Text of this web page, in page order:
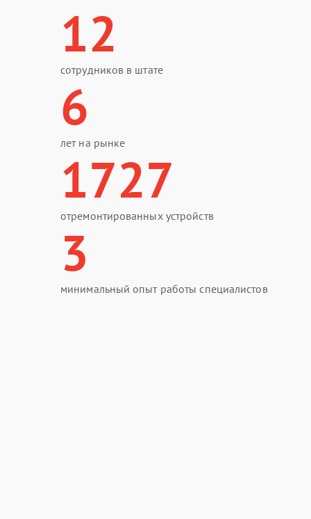
12
сотрудников в штате
6
лет на рынке
1727
отремонтированных устройств
3
минимальный опыт работы специалистов